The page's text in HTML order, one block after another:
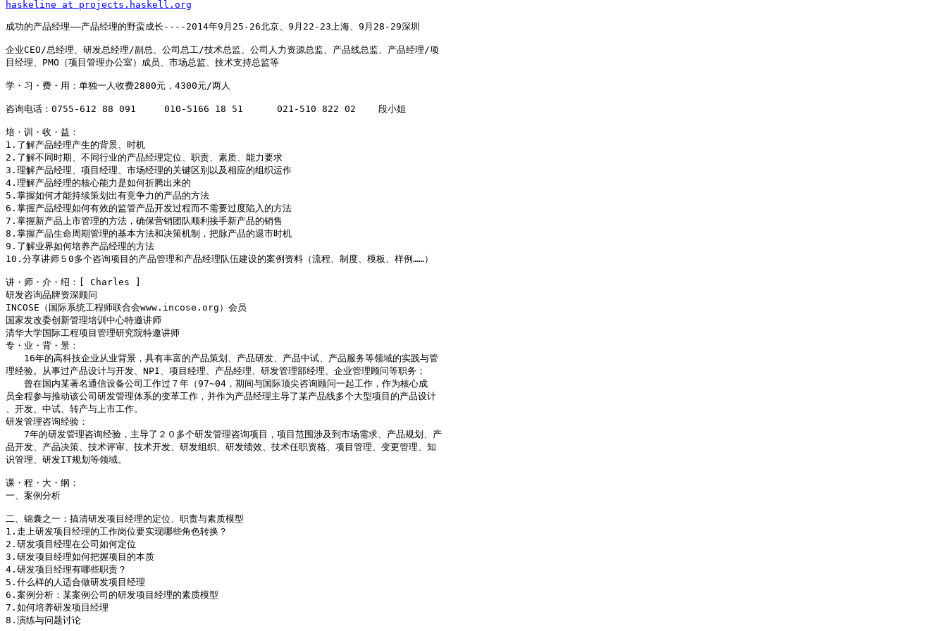
haskeline at projects.haskell.org
成功的产品经理――产品经理的野蛮成长----2014年9月25-26北京、9月22-23上海、9月28-29深圳
企业CEO/总经理、研发总经理/副总、公司总工/技术总监、公司人力资源总监、产品线总监、产品经理/项
目经理、PMO（项目管理办公室）成员、市场总监、技术支持总监等
学・习・费・用：单独一人收费2800元，4300元/两人
咨询电话：0755-612 88 091     010-5166 18 51      021-510 822 02    段小姐
培・训・收・益：
1.了解产品经理产生的背景、时机
2.了解不同时期、不同行业的产品经理定位、职责、素质、能力要求
3.理解产品经理、项目经理、市场经理的关键区别以及相应的组织运作
4.理解产品经理的核心能力是如何折腾出来的
5.掌握如何才能持续策划出有竞争力的产品的方法
6.掌握产品经理如何有效的监管产品开发过程而不需要过度陷入的方法
7.掌握新产品上市管理的方法，确保营销团队顺利接手新产品的销售
8.掌握产品生命周期管理的基本方法和决策机制，把脉产品的退市时机
9.了解业界如何培养产品经理的方法
10.分享讲师５0多个咨询项目的产品管理和产品经理队伍建设的案例资料（流程、制度、模板、样例……）
讲・师・介・绍：[ Charles ]
研发咨询品牌资深顾问
INCOSE（国际系统工程师联合会www.incose.org）会员
国家发改委创新管理培训中心特邀讲师
清华大学国际工程项目管理研究院特邀讲师
专・业・背・景：
16年的高科技企业从业背景，具有丰富的产品策划、产品研发、产品中试、产品服务等领域的实践与管
理经验。从事过产品设计与开发、NPI、项目经理、产品经理、研发管理部经理、企业管理顾问等职务；
曾在国内某著名通信设备公司工作过７年（97~04，期间与国际顶尖咨询顾问一起工作，作为核心成
员全程参与推动该公司研发管理体系的变革工作，并作为产品经理主导了某产品线多个大型项目的产品设计
、开发、中试、转产与上市工作。
研发管理咨询经验：
7年的研发管理咨询经验，主导了２０多个研发管理咨询项目，项目范围涉及到市场需求、产品规划、产
品开发、产品决策、技术评审、技术开发、研发组织、研发绩效、技术任职资格、项目管理、变更管理、知
识管理、研发IT规划等领域。
课・程・大・纲：
一、案例分析
二、锦囊之一：搞清研发项目经理的定位、职责与素质模型
1.走上研发项目经理的工作岗位要实现哪些角色转换？
2.研发项目经理在公司如何定位
3.研发项目经理如何把握项目的本质
4.研发项目经理有哪些职责？
5.什么样的人适合做研发项目经理
6.案例分析：某案例公司的研发项目经理的素质模型
7.如何培养研发项目经理
8.演练与问题讨论